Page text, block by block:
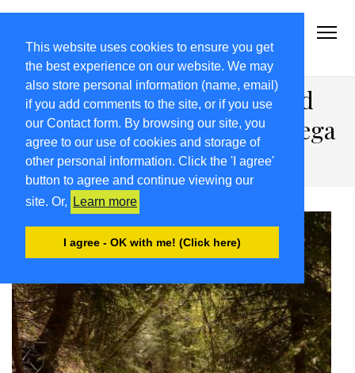
This website uses cookies to ensure you get
the best experience on our website. We may
also store personal information (name, email)
if you add comments to the site, or if you use
our Contact form. By browsing our site, you
agree to our use of cookies and storage of
other personal information. Click the 'I agree'
button to agree and continue viewing our
site. Or,
Learn more
I agree - OK with me! (Click here)
#Cultura #Turismo #Eventi #Territorio-FVG
Torre-Natisone, un invito ad
Attimis sull’Anello della Strega
e delle Agane